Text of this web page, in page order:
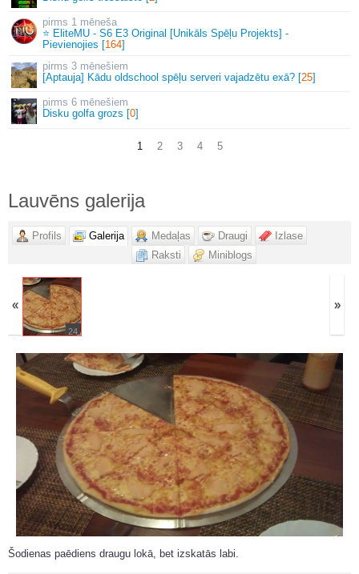
1 mēneša
⭐ EliteMU - S6 E3 Original [Unikāls Spēļu Projekts] -
Pievienojies [164]
3 mēnešiem
[Aptauja] Kādu oldschool spēļu serveri vajadzētu exā? [25]
6 mēnešiem
Disku golfa grozs [0]
1 2 3 4 5
Lauvēns galerija
Profils Galerija Medaļas Draugi
Izlase
Raksti
Miniblogs
«
24
»
Šodienas paēdiens draugu lokā, bet izskatās labi.